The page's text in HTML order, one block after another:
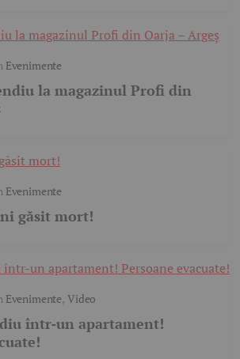
Evenimente
la magazinul Profi din
Evenimente
găsit mort!
Evenimente,Video
într-un apartament!